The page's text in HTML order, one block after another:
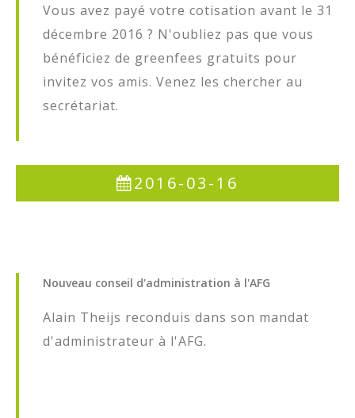
Vous avez payé votre cotisation avant le 31
décembre 2016 ? N'oubliez pas que vous
bénéficiez de greenfees gratuits pour
invitez vos amis. Venez les chercher au
secrétariat.
2016-03-16
Nouveau conseil d'administration à l'AFG
Alain Theijs reconduis dans son mandat
d'administrateur à l'AFG.